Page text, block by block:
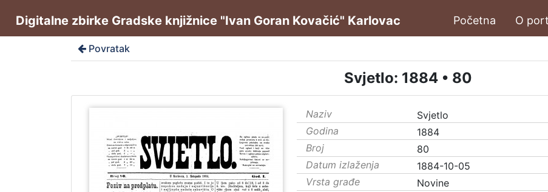
Digitalne zbirke Gradske knjižnice "Ivan Goran Kovačić" Karlovac Početna O
Povratak
Svjetlo: 1884 • 80
Naziv
Svjetlo
Godina
1884
Broj
80
Datum izlaženja
1884-10-05
Vrsta građe
Novine